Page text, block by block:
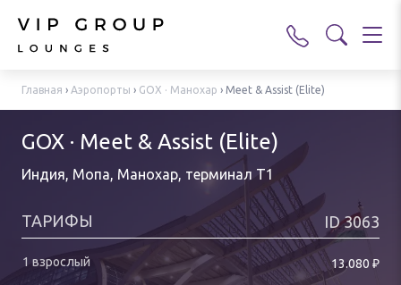
Главная › Аэропорты › GOX · Манохар › Meet & Assist (Elite)
GOX · Meet & Assist (Elite)
Индия, Мопа, Манохар, терминал T1
ТАРИФЫ ID3063
13.080 ₽